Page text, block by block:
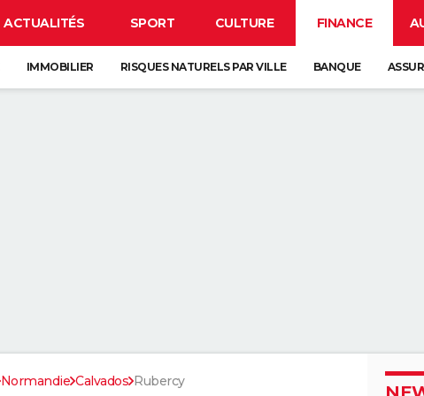
ACTUALITÉS SPORT CULTURE FINANCE
IMMOBILIER RISQUES NATURELS PAR VILLE BANQUE
Normandie Calvados Rubercy